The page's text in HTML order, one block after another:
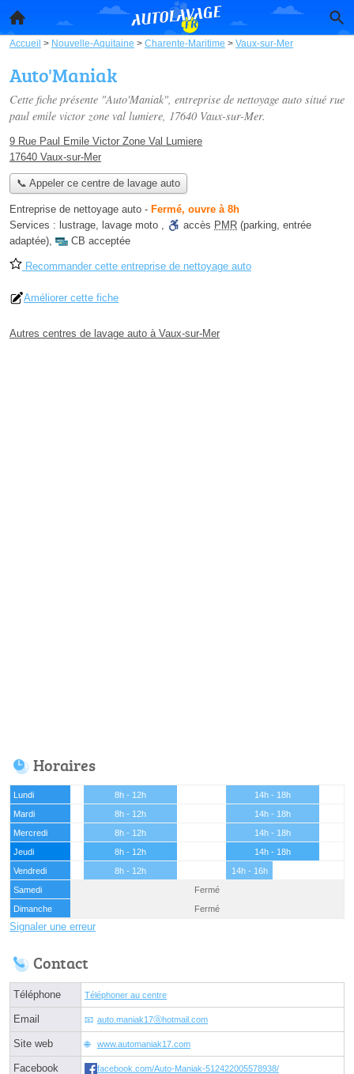
Accueil > Nouvelle-Aquitaine > Charente-Maritime > Vaux-sur-Mer
Auto'Maniak
Cette fiche présente "Auto'Maniak", entreprise de nettoyage auto situé rue
paul emile victor zone val lumiere, 17640 Vaux-sur-Mer.
9 Rue Paul Emile Victor Zone Val Lumiere
17640 Vaux-sur-Mer
📞 Appeler ce centre de lavage auto
Entreprise de nettoyage auto - Fermé, ouvre à 8h
Services : lustrage, lavage moto , accès PMR (parking, entrée
adaptée), CB acceptée
Recommander cette entreprise de nettoyage auto
Améliorer cette fiche
Autres centres de lavage auto à Vaux-sur-Mer
Horaires
Lundi 8h - 12h
14h - 18h
Mardi
8h - 12h
14h - 18h
Mercredi
8h - 12h
14h - 18h
Jeudi
8h - 12h
14h - 18h
Vendredi
8h - 12h
14h - 16h
Samedi
Fermé
Dimanche
Fermé
Signaler une erreur
Contact
Téléphone Téléphoner au centre
Email auto.maniak17ⓐhotmail.com
Site web www.automaniak17.com
Facebook facebook.com/Auto-Maniak-512422005578938/